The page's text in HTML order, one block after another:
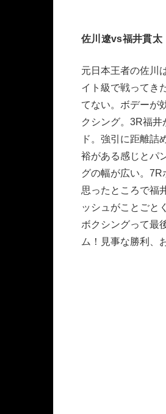
佐川遼vs福井貫太
元日本王者の佐川
イト級で戦ってき
てない。ボデーが
クシング。3R福
ド。強引に距離詰
裕がある感じとパ
グの幅が広い。7R
思ったところで福
ッシュがことごと
ボクシングって最
ム！見事な勝利、